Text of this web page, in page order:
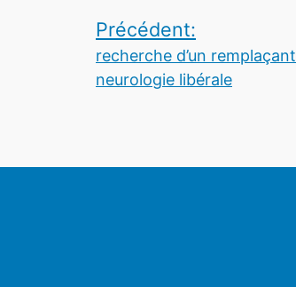
Navigation
de
l’article
Précédent:
recherche d’un remplaçant
neurologie libérale